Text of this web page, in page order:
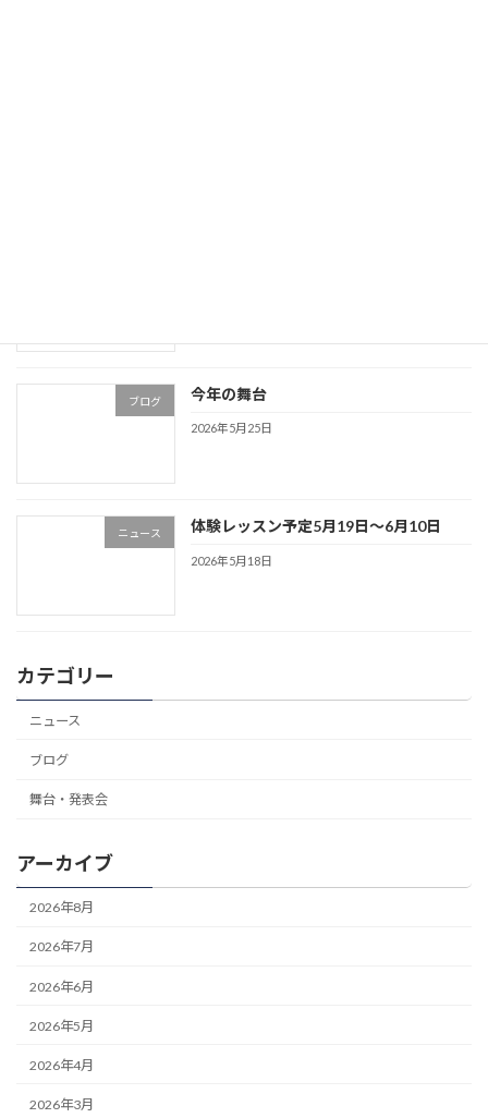
ブログ 今年の舞台
2026年5月25日
ニュース 体験レッスン予定5月19日〜6月10日
2026年5月18日
カテゴリー
ニュース
ブログ
舞台・発表会
アーカイブ
2026年8月
2026年7月
2026年6月
2026年5月
2026年4月
2026年3月